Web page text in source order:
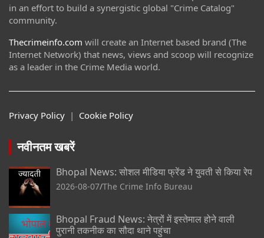
in an effort to build a synergistic global "Crime Catalog"
community.
Thecrimeinfo.com will create an Internet based brand (The
Internet Network) that news, views and scoop will recognize
as a leader in the Crime Media world.
Privacy Policy | Cookie Policy
नवीनतम खबरें
Bhopal News: सोशल मीडिया फ्रेंड ने युवती से किया रेप
2026-08-07 The Crime Info Bureau
Bhopal Fraud News: नेत्रों में इस्तेमाल होने वाली
पुरानी तकनीक का सौदा थाने पहुंचा